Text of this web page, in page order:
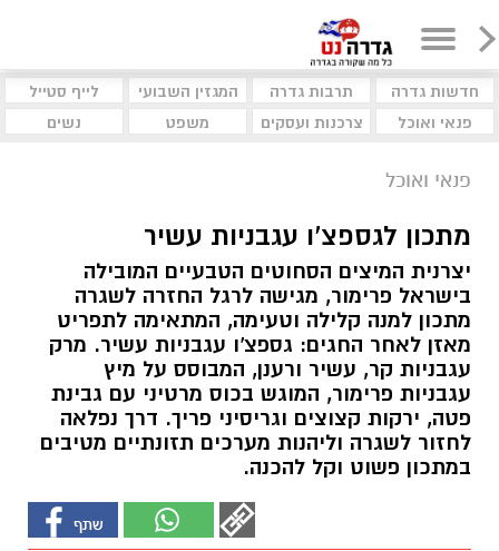
חדשות גדרה תרבות גדרה המגזין השבועי
לייף סטייל
פנאי ואוכל
צרכנות ועסקים משפט נשים
פנאי ואוכל
מתכון לגספצ'ו עגבניות עשיר
יצרנית המיצים הסחוטים הטבעיים המובילה
בישראל פרימור, מגישה לרגל החזרה לשגרה
מתכון למנה קלילה וטעימה, המתאימה לתפריט
מאזן לאחר החגים: גספצ'ו עגבניות עשיר. מרק
עגבניות קר, עשיר ורענן, המבוסס על מיץ
עגבניות פרימור, המוגש בכוס מרטיני עם גבינת
פטה, ירקות קצוצים וגריסיני פריך. דרך נפלאה
לחזור לשגרה וליהנות מערכים תזונתיים מטיבים
במתכון פשוט וקל להכנה.